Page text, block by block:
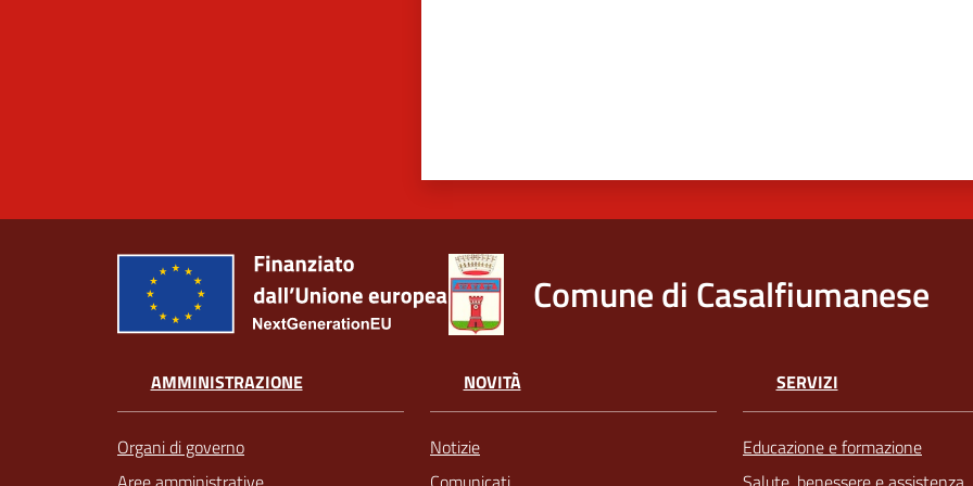
Comune di Casalfiumanese
AMMINISTRAZIONE
Organi di governo
NOVITÀ
Notizie
SERVIZI
Educazione e formazione